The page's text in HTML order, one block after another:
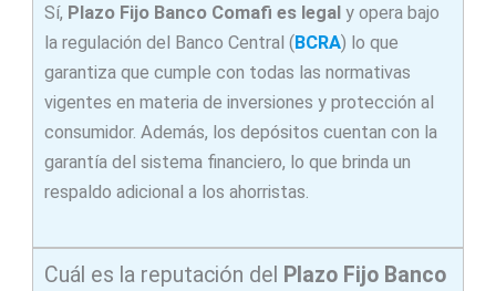
Sí, Plazo Fijo Banco Comafi es legaly opera bajo
la regulación del Banco Central (BCRA) lo que
garantiza que cumple con todas las normativas
vigentes en materia de inversiones y protección al
consumidor. Además, los depósitos cuentan con la
garantía del sistema financiero, lo que brinda un
respaldo adicional a los ahorristas.
Cuál es la reputación del Plazo Fijo Banco